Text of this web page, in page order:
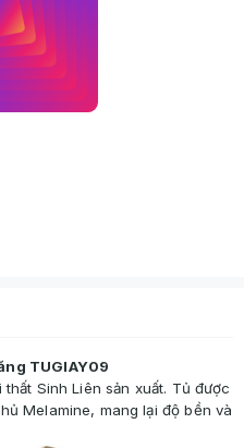
TUGIAY09
thất Sinh Liên sản xuất. Tủ được
Melamine, mang lại độ bền và